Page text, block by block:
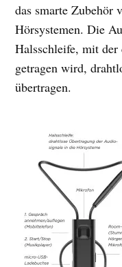
das smarte Zubehör
Hörsystemen. Die
Halsschleife, mit
getragen wird,
übertragen.